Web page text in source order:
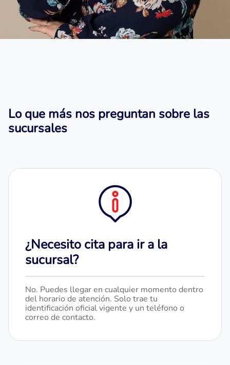
Lo que más nos preguntan sobre las
sucursales
¿Necesito cita para ir a la
sucursal?
No. Puedes llegar en cualquier momento dentro
del horario de atención. Solo trae tu
identificación oficial vigente y un teléfono o
correo de contacto.